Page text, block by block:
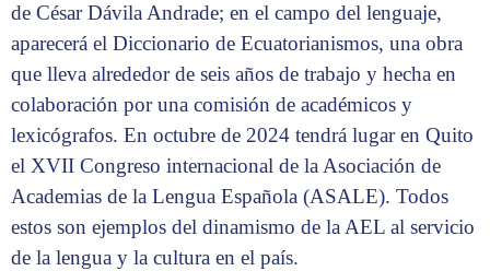
de César Dávila Andrade; en el campo del lenguaje,
aparecerá el Diccionario de Ecuatorianismos, una obra
que lleva alrededor de seis años de trabajo y hecha en
colaboración por una comisión de académicos y
lexicógrafos. En octubre de 2024 tendrá lugar en Quito
el XVII Congreso internacional de la Asociación de
Academias de la Lengua Española (ASALE). Todos
estos son ejemplos del dinamismo de la AEL al servicio
de la lengua y la cultura en el país.